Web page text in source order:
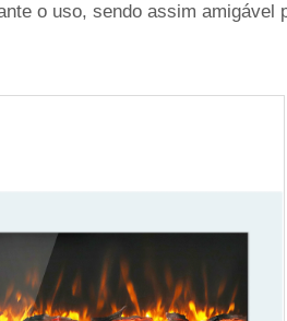
o uso, sendo assim